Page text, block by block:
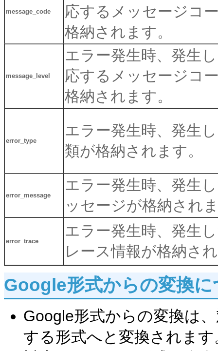
message_code
応するメッセージコ
格納されます。
message_level
エラー発生時、発生
応するメッセージコ
格納されます。
error_type
エラー発生時、発生
類が格納されます。
error_message
エラー発生時、発生
ッセージが格納され
error_trace
エラー発生時、発生
レース情報が格納さ
Google形式からの変換に
Google形式からの変換は
する形式へと変換されます